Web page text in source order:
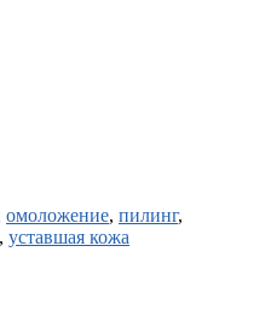
омоложение, пилинг,
, уставшая кожа